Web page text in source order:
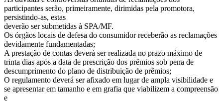
participantes serão, primeiramente, dirimidas pela promotora,
persistindo-as, estas
deverão ser submetidas à SPA/MF.
Os órgãos locais de defesa do consumidor receberão as reclamações
devidamente fundamentadas;
A prestação de contas deverá ser realizada no prazo máximo de
trinta dias após a data de prescrição dos prêmios sob pena de
descumprimento do plano de distribuição de prêmios;
O regulamento deverá ser afixado em lugar de ampla visibilidade e
se apresentar em tamanho e em grafia que viabilizem a compreensão
e